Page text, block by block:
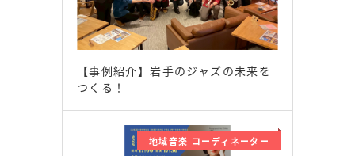
【事例紹介】岩手のジャズの未来を
つくる！
地域音楽 コーディネーター